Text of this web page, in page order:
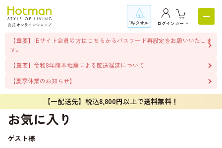
1秒タオル ログインカート
【重要】旧サイト会員の方はこちらからパスワード再設定をお願いいたしま
す。
【重要】令和8年熊本地震による配送遅延について
【夏季休業のお知らせ】
【一配送先】税込8,800円以上で送料無料！
お気に入り
ゲスト様